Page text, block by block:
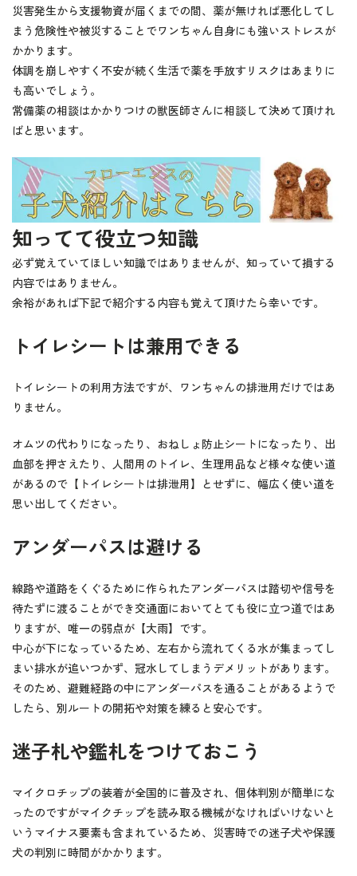
災害発生から支援物資が届くまでの間、薬が無ければ悪化してし
まう危険性や被災することでワンちゃん自身にも強いストレスが
かかります。
体調を崩しやすく不安が続く生活で薬を手放すリスクはあまりに
も高いでしょう。
常備薬の相談はかかりつけの獣医師さんに相談して決めて頂けれ
ばと思います。
知ってて役立つ知識
必ず覚えていてほしい知識ではありませんが、知っていて損する
内容ではありません。
余裕があれば下記で紹介する内容も覚えて頂けたら幸いです。
トイレシートは兼用できる
トイレシートの利用方法ですが、ワンちゃんの排泄用だけではあ
りません。
オムツの代わりになったり、おねしょ防止シートになったり、出
血部を押さえたり、人間用のトイレ、生理用品など様々な使い道
があるので【トイレシートは排泄用】とせずに、幅広く使い道を
思い出してください。
アンダーパスは避ける
線路や道路をくぐるために作られたアンダーパスは踏切や信号を
待たずに渡ることができ交通面においてとても役に立つ道ではあ
りますが、唯一の弱点が【大雨】です。
中心が下になっているため、左右から流れてくる水が集まってし
まい排水が追いつかず、冠水してしまうデメリットがあります。
そのため、避難経路の中にアンダーパスを通ることがあるようで
したら、別ルートの開拓や対策を練ると安心です。
迷子札や鑑札をつけておこう
マイクロチップの装着が全国的に普及され、個体判別が簡単にな
ったのですがマイクチップを読み取る機械がなければいけないと
いうマイナス要素も含まれているため、災害時での迷子犬や保護
犬の判別に時間がかかります。